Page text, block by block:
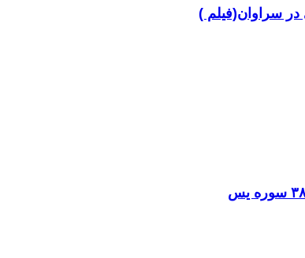
سراوان(فیلم )